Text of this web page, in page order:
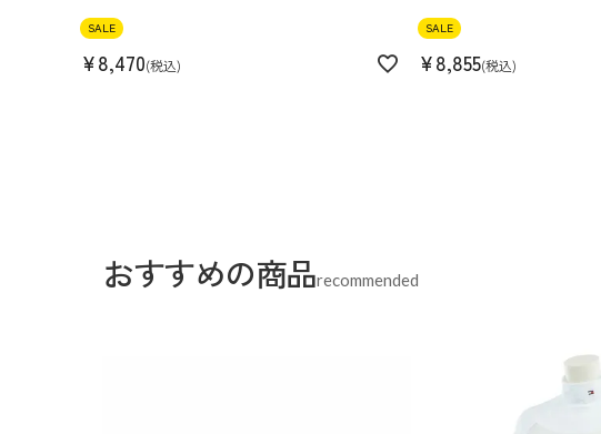
SALE
¥8,470 税込
SALE
¥8,855 税込
おすすめの商品recommended